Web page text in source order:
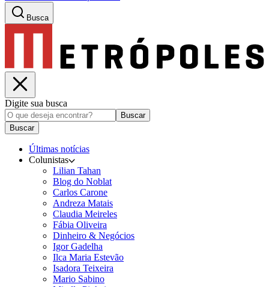
Busca
Digite sua busca
Buscar
Buscar
Últimas notícias
Colunistas
Lilian Tahan
Blog do Noblat
Carlos Carone
Andreza Matais
Claudia Meireles
Fábia Oliveira
Dinheiro & Negócios
Igor Gadelha
Ilca Maria Estevão
Isadora Teixeira
Mario Sabino